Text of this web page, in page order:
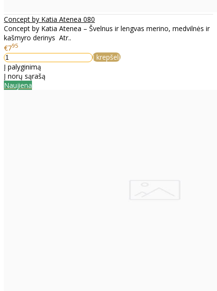
Concept by Katia Atenea 080
Concept by Katia Atenea – Švelnus ir lengvas merino, medvilnės ir
kašmyro derinys Atr..
€795
Į krepšelį
Į palyginimą
Į norų sąrašą
Naujiena